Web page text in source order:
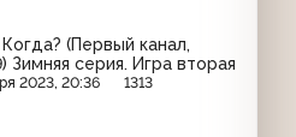
(Первый канал,
Зимняя серия. Игра вторая
2023, 20:36 1313